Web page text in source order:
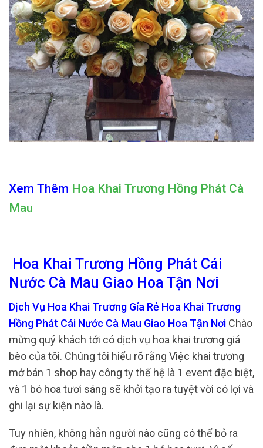
Xem Thêm Hoa Khai Trương Hồng Phát Cà
Mau
Hoa Khai Trương Hồng Phát Cái
Nước Cà Mau Giao Hoa Tận Nơi
Dịch Vụ Hoa Khai Trương Gía Rẻ Hoa Khai Trương
Hồng Phát Cái Nước Cà Mau Giao Hoa Tận Nơi Chào
mừng quý khách tới có dịch vụ hoa khai trương giá
bèo của tôi. Chúng tôi hiểu rõ rằng Việc khai trương
mở bán 1 shop hay công ty thế hệ là 1 event đặc biệt,
và 1 bó hoa tươi sáng sẽ khởi tạo ra tuyệt vời có lợi và
ghi lại sự kiện nào là.
Tuy nhiên, không hẳn người nào cũng có thể bỏ ra